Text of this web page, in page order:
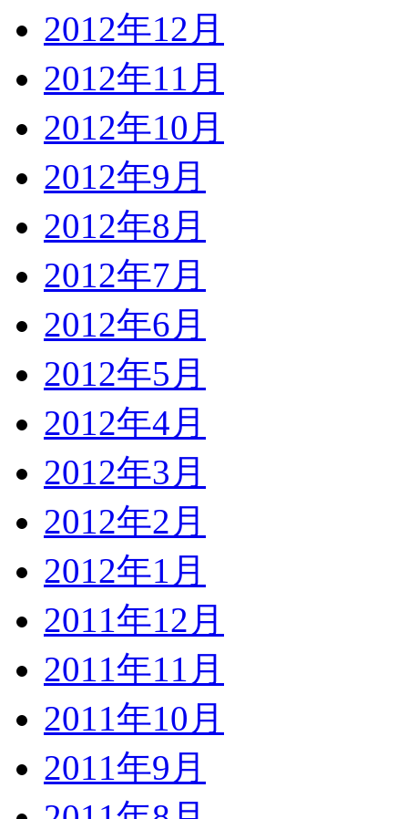
2012年12月
2012年11月
2012年10月
2012年9月
2012年8月
2012年7月
2012年6月
2012年5月
2012年4月
2012年3月
2012年2月
2012年1月
2011年12月
2011年11月
2011年10月
2011年9月